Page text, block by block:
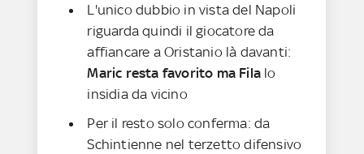
L'unico dubbio in vista del Napoli
riguarda quindi il giocatore da
affiancare a Oristanio là davanti:
Maric resta favorito ma Fila lo
insidia da vicino
Per il resto solo conferma: da
Schintienne nel terzetto difensivo